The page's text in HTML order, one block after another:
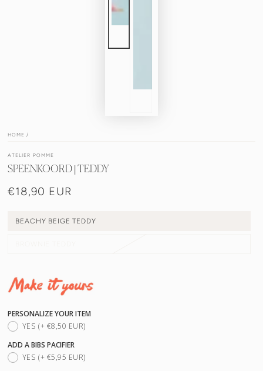
HOME /
ATELIER POMME
SPEENKOORD | TEDDY
Normale
€18,90 EUR
BEACHY BEIGE TEDDY
PERSONALIZE YOUR ITEM
YES (+ €8,50 EUR)
ADD A BIBS PACIFIER
YES (+ €5,95 EUR)